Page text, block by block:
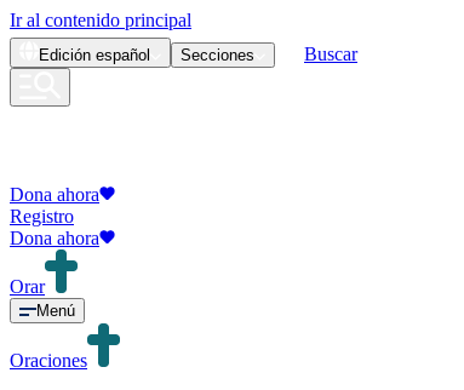
Ir al contenido principal
Edición español Secciones Buscar
Dona ahora
Registro
Dona ahora
Orar
Menú
Oraciones